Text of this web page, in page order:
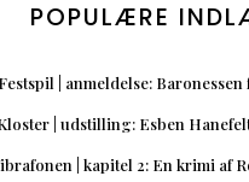
POPULÆRE
| anmeldelse:
| udstilling: Esben
| kapitel 2: En krimi af